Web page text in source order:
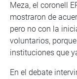
Meza, el coronell
mostraron de
pero no con la
voluntarios,
instituciones que
En el debate